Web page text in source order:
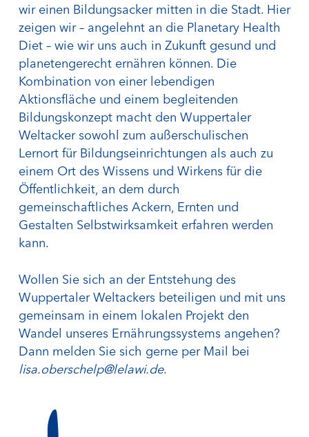
wir einen Bildungsacker mitten in die Stadt. Hier
zeigen wir – angelehnt an die Planetary Health
Diet – wie wir uns auch in Zukunft gesund und
planetengerecht ernähren können. Die
Kombination von einer lebendigen
Aktionsfläche und einem begleitenden
Bildungskonzept macht den Wuppertaler
Weltacker sowohl zum außerschulischen
Lernort für Bildungseinrichtungen als auch zu
einem Ort des Wissens und Wirkens für die
Öffentlichkeit, an dem durch
gemeinschaftliches Ackern, Ernten und
Gestalten Selbstwirksamkeit erfahren werden
kann.
Wollen Sie sich an der Entstehung des
Wuppertaler Weltackers beteiligen und mit uns
gemeinsam in einem lokalen Projekt den
Wandel unseres Ernährungssystems angehen?
Dann melden Sie sich gerne per Mail bei
lisa.oberschelp@lelawi.de.